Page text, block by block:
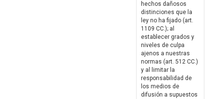
hechos dañosos
distinciones que la
ley no ha fijado (art.
1109 CC.); al
establecer grados y
niveles de culpa
ajenos a nuestras
normas (art. 512 CC.)
y al limitar la
responsabilidad de
los medios de
difusión a supuestos